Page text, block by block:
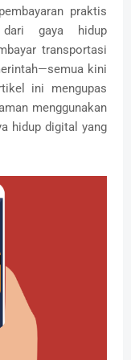
praktis
gaya hidup
transportasi
kini
ini mengupas
menggunakan
hidup digital yang